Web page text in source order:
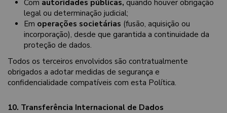
Com autoridades públicas, quando houver obrigação
legal ou determinação judicial;
Em operações societárias (fusão, aquisição ou
incorporação), desde que garantida a continuidade da
proteção de dados.
Todos os terceiros envolvidos são contratualmente
obrigados a adotar medidas de segurança e
confidencialidade compatíveis com esta Política.
10. Transferência Internacional de Dados